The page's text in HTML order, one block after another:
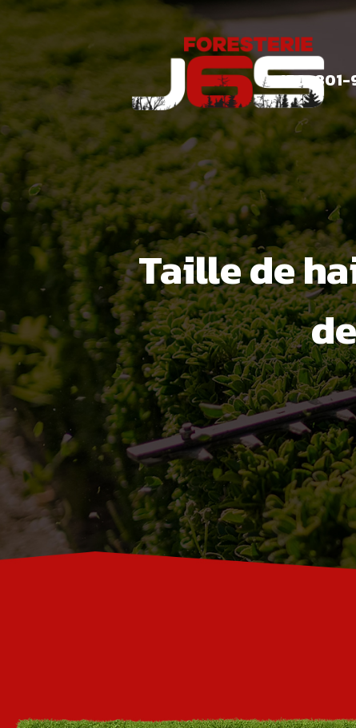
450-801-
Taille de